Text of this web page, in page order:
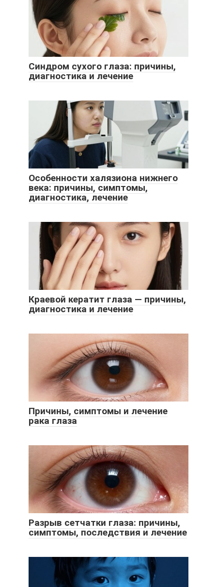
Синдром сухого глаза: причины,
диагностика и лечение
Особенности халязиона нижнего
века: причины, симптомы,
диагностика, лечение
Краевой кератит глаза — причины,
диагностика и лечение
Причины, симптомы и лечение
рака глаза
Разрыв сетчатки глаза: причины,
симптомы, последствия и лечение